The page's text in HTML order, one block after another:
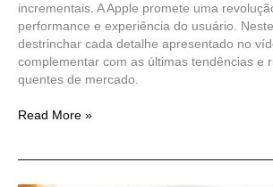
incrementais. A Apple promete uma
performance e experiência do usuário.
destrinchar cada detalhe apresentado no
complementar com as últimas tendências e
quentes de mercado.
Read More »